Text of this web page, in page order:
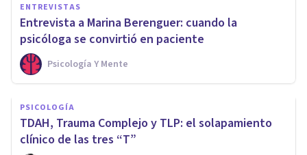
ENTREVISTAS
Entrevista a Marina Berenguer: cuando la
psicóloga se convirtió en paciente
Psicología Y Mente
PSICOLOGÍA
TDAH, Trauma Complejo y TLP: el solapamiento
clínico de las tres “T”